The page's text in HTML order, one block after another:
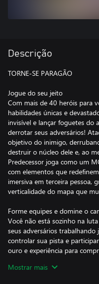
Descrição
TORNE-SE PARAGÃO
Jogue do seu jeito
Com mais de 40 heróis para
habilidades únicas e
invisível e lançar foguetes do
derrotar seus adversários!
objetivo do inimigo,
destruir o núcleo dele e, ao
Predecessor joga como um
com elementos que
imersiva em terceira pessoa,
verticalidade do mapa que
Forme equipes e domine o
Você não está sozinho na
seus adversários
controlar sua pista e
ouro e experiência para
devastadores!
Mostrar mais